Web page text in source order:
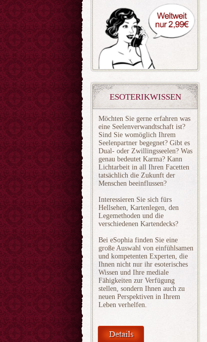
ESOTERIKWISSEN
Möchten Sie gerne erfahren was
eine Seelenverwandtschaft ist?
Sind Sie womöglich Ihrem
Seelenpartner begegnet? Gibt es
Dual- oder Zwillingsseelen? Was
genau bedeutet Karma? Kann
Lichtarbeit in all Ihren Facetten
tatsächlich die Zukunft der
Menschen beeinflussen?
Interessieren Sie sich fürs
Hellsehen, Kartenlegen, den
Legemethoden und die
verschiedenen Kartendecks?
Bei eSophia finden Sie eine
große Auswahl von einfühlsamen
und kompetenten Experten, die
Ihnen nicht nur ihr esoterisches
Wissen und Ihre mediale
Fähigkeiten zur Verfügung
stellen, sondern Ihnen auch zu
neuen Perspektiven in Ihrem
Leben verhelfen.